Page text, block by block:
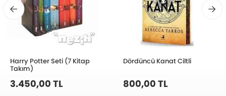
Harry Potter Seti (7 Kitap
Takım)
3.450,00 TL
Dördüncü Kanat Ciltli
800,00 TL